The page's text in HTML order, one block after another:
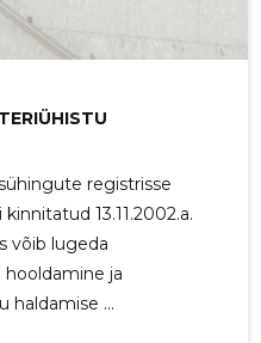
registrisse
13.11.2002.a.
võib lugeda
hooldamine ja
haldamise ...